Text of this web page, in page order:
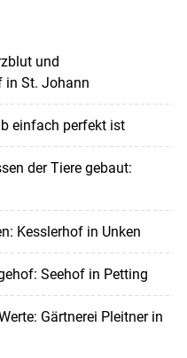
und
in St. Johann
einfach perfekt ist
der Tiere gebaut:
Kesslerhof in Unken
Seehof in Petting
Gärtnerei Pleitner in